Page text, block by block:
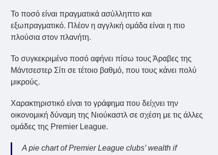
Το ποσό είναι πραγματικά ασύλληπτο και
εξωπραγματικό. Πλέον η αγγλική ομάδα είναι η πιο
πλούσια στον πλανήτη.
Το συγκεκριμένο ποσό αφήνει πίσω τους Άραβες της
Μάντσεστερ Σίτι σε τέτοιο βαθμό, που τους κάνει πολύ
μικρούς.
Χαρακτηριστικό είναι το γράφημα που δείχνει την
οικονομική δύναμη της Νιούκαστλ σε σχέση με τις άλλες
ομάδες της Premier League.
A pie chart of Premier League clubs’ wealth if